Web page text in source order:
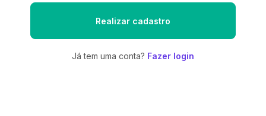
Realizar cadastro
Já tem uma conta? Fazer login